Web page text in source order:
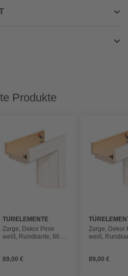
Produkte
TÜRELEMENTE
BORNE
Zarge, Dekor Pinie
weiß, Rundkante, 86 x
89,00 €
BORNE
Zarge, Dekor
weiß,
89,00 €